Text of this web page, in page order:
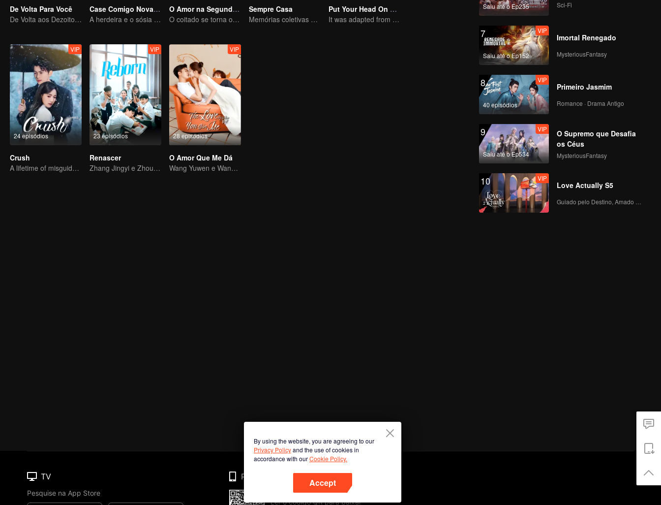
De Volta Para Você
De Volta aos Dezoito, Para Salvar Seu Amor Ideal
Case Comigo Novamente
A herdeira e o sósia de seu falecido marido
O Amor na Segunda Visão
O coitado se torna o CEO dominador e persegue seu primeiro amor
Sempre Casa
Memórias coletivas da juventude dos nascidos nos anos 90
Put Your Head On My Shoulder (Eng Dub)
It was adapted from the same series of novels as "A Love so Beautiful"
24 episódios
VIP
Crush
A lifetime of misguided love entangled by fate
23 episódios
VIP
Renascer
Zhang Jingyi e Zhou Yiran, uma jornada de transformação e crescimento
28 episódios
VIP
O Amor Que Me Dá
Wang Yuwen e Wang Ziqi trabalham novamente como um casal
Saiu até o Ep235 Sci-Fi
7
Saiu até o Ep152
VIP
Imortal Renegado
MysteriousFantasy
8
40 episódios
VIP
Primeiro Jasmim
Romance · Drama Antigo
9
Saiu até o Ep534
VIP
O Supremo que Desafia
os Céus
MysteriousFantasy
10 VIP
Love Actually S5
By using the website, you are agreeing to our
Privacy Policyand the use of cookies in
accordance with ourCookie Policy.
Accept
TV
Pesquise na App Store
Phone
Ler o código QR para baixar